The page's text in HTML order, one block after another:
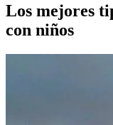
Los mejores
con niños